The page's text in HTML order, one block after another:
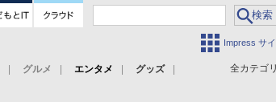
Impress サイ
全カテゴリ
グルメ エンタメ
グッズ